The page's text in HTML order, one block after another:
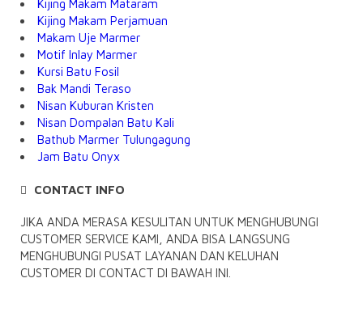
Kijing Makam Mataram
Kijing Makam Perjamuan
Makam Uje Marmer
Motif Inlay Marmer
Kursi Batu Fosil
Bak Mandi Teraso
Nisan Kuburan Kristen
Nisan Dompalan Batu Kali
Bathub Marmer Tulungagung
Jam Batu Onyx
CONTACT INFO
JIKA ANDA MERASA KESULITAN UNTUK MENGHUBUNGI
CUSTOMER SERVICE KAMI, ANDA BISA LANGSUNG
MENGHUBUNGI PUSAT LAYANAN DAN KELUHAN
CUSTOMER DI CONTACT DI BAWAH INI.